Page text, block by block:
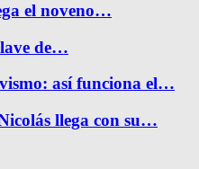
el noveno…
de…
así funciona el…
llega con su…